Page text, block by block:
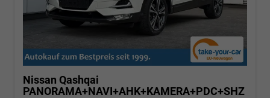
Nissan Qashqai
PANORAMA+NAVI+AHK+KAMERA+PDC+SHZ